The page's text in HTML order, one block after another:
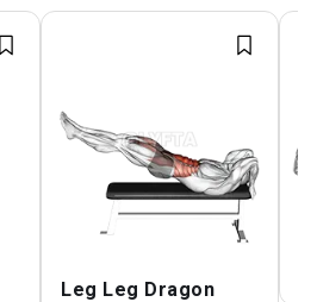
Leg Leg Dragon